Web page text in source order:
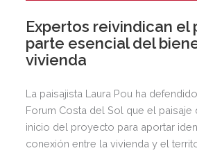
Expertos reivindican el
parte esencial del
vivienda
La paisajista Laura Pou ha
Forum Costa del Sol que el
inicio del proyecto para aportar
conexión entre la vivienda y el